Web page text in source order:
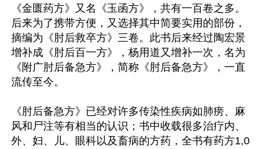
《金匮药方》又名《玉函方》，共有一百卷之多。
后来为了携带方便，又选择其中简要实用的部份，
摘编为《肘后救卒方》三卷。此书后来经过陶宏景
增补成《肘后百一方》，杨用道又增补一次，名为
《附广肘后备急方》，简称《肘后备急方》，一直
流传至今。
《肘后备急方》已经对许多传染性疾病如肺痨、麻
风和尸注等有相当的认识；书中收载很多治疗内、
外、妇、儿、眼科以及畜病的方药，全书有药方1,0